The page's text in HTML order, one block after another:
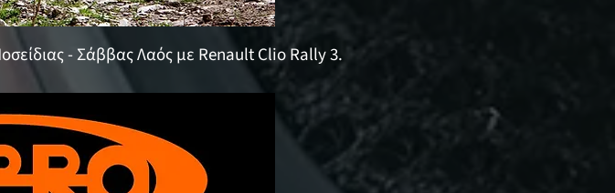
- Σάββας Λαός με Renault Clio Rally 3.